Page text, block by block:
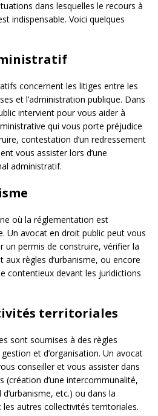
dans lesquelles le recours à
indispensable. Voici quelques
concernent les litiges entre les
et l’administration publique. Dans
intervient pour vous aider à
qui vous porte préjudice
contestation d’un redressement
vous assister lors d’une
administratif.
où la réglementation est
Un avocat en droit public peut vous
un permis de construire, vérifier la
règles d’urbanisme, ou encore
contentieux devant les juridictions
territoriales
sont soumises à des règles
et d’organisation. Un avocat
conseiller et vous assister dans
(création d’une intercommunalité,
etc.) ou dans la
autres collectivités territoriales.